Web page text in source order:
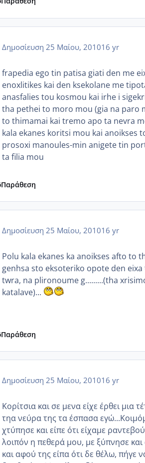
Δημοσίευση 25 Μαίου, 201016 yr
frapedia ego tin patisa giati den me
enoxlitikes kai den ksekolane me
anasfalies tou kosmou kai irhe i
tha pethei to moro mou (gia na paro
to thimamai kai tremo apo ta nevra
kala ekanes koritsi mou kai anoikses
prosoxi manoules-min anigete tin
ta filia mou
Παράθεση
Δημοσίευση 25 Μαίου, 201016 yr
Polu kala ekanes ka anoikses afto to
genhsa sto eksoteriko opote den
twra, na plironoume g.........(tha
katalave)...
Παράθεση
Δημοσίευση 25 Μαίου, 201016 yr
Κορίτσια και σε μενα είχε έρθει μια
τηα νεύρα της τα έσπασα
χτύπησε και είπε ότι είχαμε
λοιπόν η πεθερά μου, με ξύπνησε και
και αφού της είπα ότι δε θέλω, πήγε